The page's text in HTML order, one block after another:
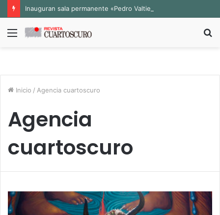
Menú
Inicio / Agencia cuartoscuro
Agencia
cuartoscuro